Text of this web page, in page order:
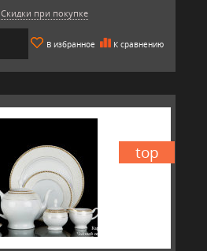
Скидки при покупке
В избранное К сравнению
top